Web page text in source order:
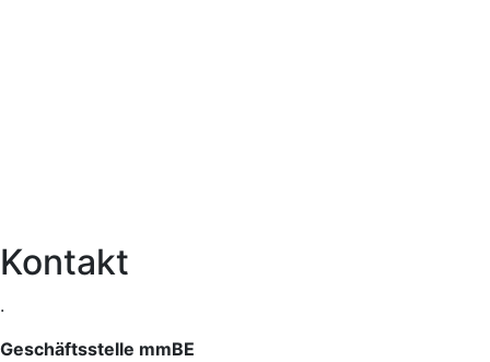
Kontakt
.
Geschäftsstelle mmBE